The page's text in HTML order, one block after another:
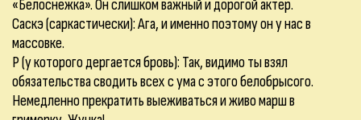
«Белоснежка». Он слишком важный и дорогой актер.
Саскэ (саркастически): Ага, и именно поэтому он у нас в
массовке.
Р (у которого дергается бровь): Так, видимо ты взял
обязательства сводить всех с ума с этого белобрысого.
Немедленно прекратить выеживаться и живо марш в